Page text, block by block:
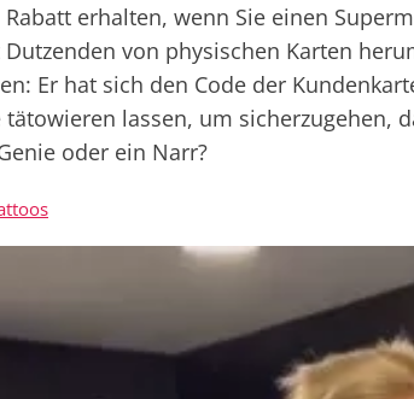
erhalten, wenn Sie einen
von physischen Karten
Er hat sich den Code der
lassen, um sicherzugehen,
oder ein Narr?